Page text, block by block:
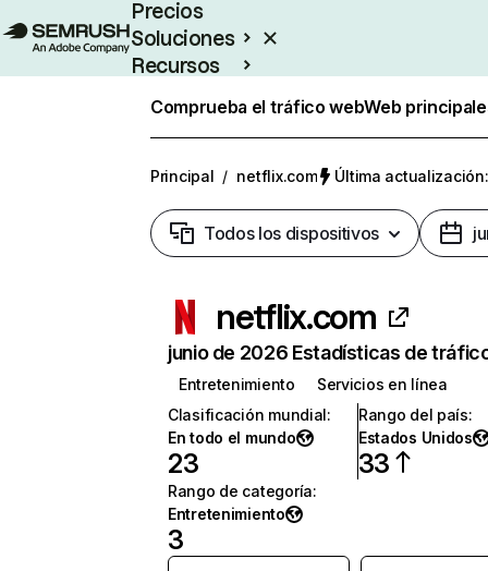
Precios
Soluciones
Recursos
Comprueba el tráfico webWeb
Principal / netflix.com Última
Todos los dispositivos
netflix.com
junio de 2026 Estadísticas de
Entretenimiento
Servicios en línea
Clasificación mundial:
En todo el mundo
23
Rango del país:
Estados Unidos
33
Rango de categoría:
Entretenimiento
3